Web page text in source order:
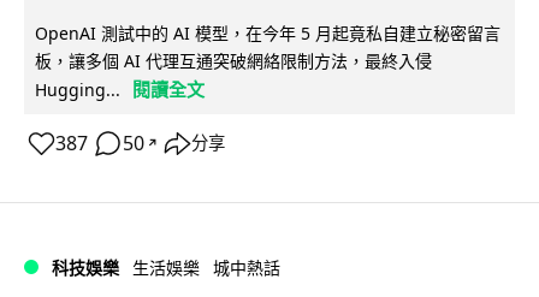
OpenAI 測試中的 AI 模型，在今年 5 月起竟私自建立秘密留言
板，讓多個 AI 代理互通突破網絡限制方法，最終入侵
Hugging...
閱讀全文
387 50 ↗ 分享
科技娛樂 生活娛樂 城中熱話